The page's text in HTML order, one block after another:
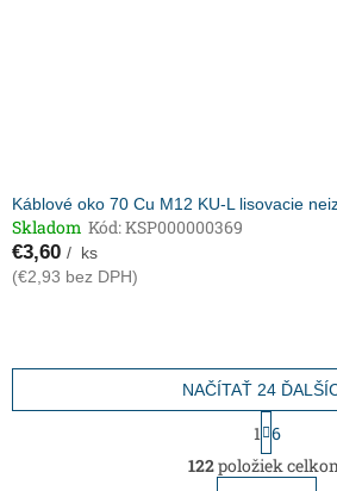
Káblové oko 70 Cu M12 KU-L lisovacie
Skladom Kód:KSP000000369
€3,60 / ks
(€2,93 bez DPH)
O
v
NAČÍTAŤ 24
t
r
á
1 6
122položiek